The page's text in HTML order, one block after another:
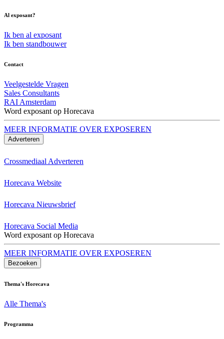
Al exposant?
Ik ben al exposant
Ik ben standbouwer
Contact
Veelgestelde Vragen
Sales Consultants
RAI Amsterdam
Word exposant op Horecava
MEER INFORMATIE OVER EXPOSEREN
Adverteren
Crossmediaal Adverteren
Horecava Website
Horecava Nieuwsbrief
Horecava Social Media
Word exposant op Horecava
MEER INFORMATIE OVER EXPOSEREN
Bezoeken
Thema's Horecava
Alle Thema's
Programma